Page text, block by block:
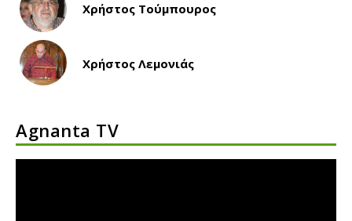
Χρήστος Τούμπουρος
Χρήστος Λεμονιάς
Agnanta TV